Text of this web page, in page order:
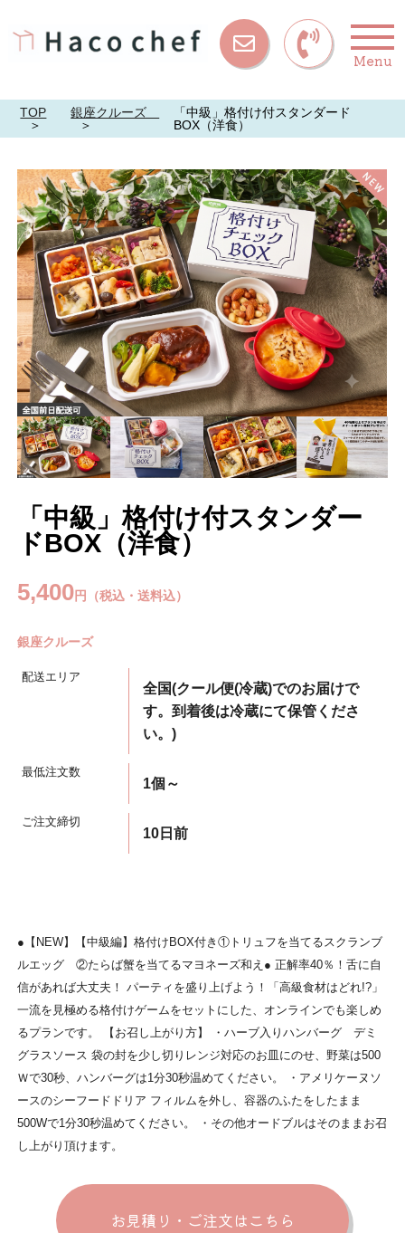
お問い合
Menu
TOP 銀座クルーズ
「中級」格付け付スタンダード
BOX（洋食）
「中級」格付け付スタンダー
ドBOX（洋食）
5,400円（税込・送料込）
銀座クルーズ
配送エリア
全国(クール便(冷蔵)でのお届けで
す。到着後は冷蔵にて保管くださ
い。)
最低注文数
1個～
ご注文締切
10日前
●【NEW】【中級編】格付けBOX付き①トリュフを当てるスクランブ
ルエッグ ②たらば蟹を当てるマヨネーズ和え● 正解率40％！舌に自
信があれば大丈夫！ パーティを盛り上げよう！「高級食材はどれ!?」
一流を見極める格付けゲームをセットにした、オンラインでも楽しめ
るプランです。 【お召し上がり方】 ・ハーブ入りハンバーグ デミ
グラスソース 袋の封を少し切りレンジ対応のお皿にのせ、野菜は500
Ｗで30秒、ハンバーグは1分30秒温めてください。 ・アメリケーヌソ
ースのシーフードドリア フィルムを外し、容器のふたをしたまま
500Wで1分30秒温めてください。 ・その他オードブルはそのままお召
し上がり頂けます。
お見積り・ご注文はこちら